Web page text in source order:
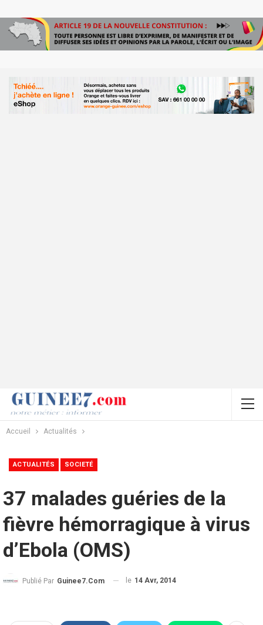
Accueil Actualités
ACTUALITÉS SOCIETÉ
37 malades guéries de la
fièvre hémorragique à virus
d’Ebola (OMS)
Publié Par Guinee7.com le 14 Avr, 2014